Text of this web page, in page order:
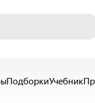
ПодборкиУчебник